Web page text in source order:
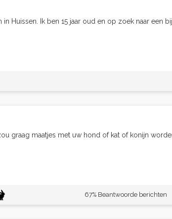
Huissen. Ik ben 15 jaar oud en op zoek naar een
graag maatjes met uw hond of kat of konijn
67% Beantwoorde berichten